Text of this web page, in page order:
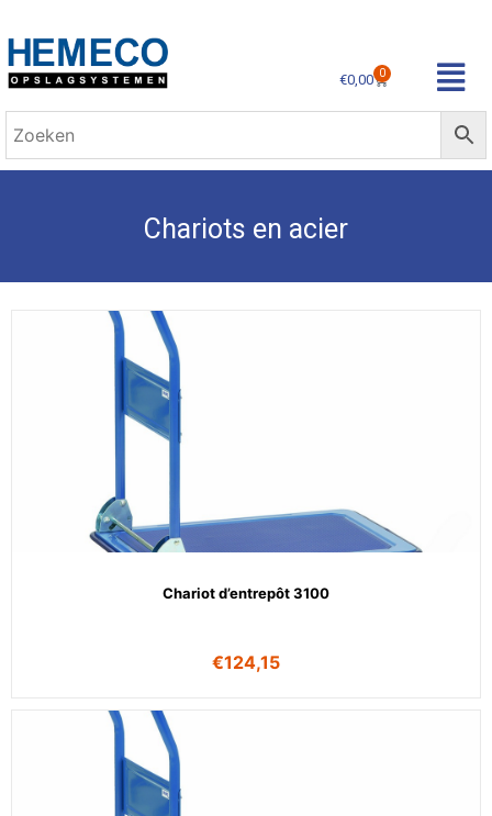
€0,00 0
Chariots en acier
Chariot d’entrepôt 3100
€124,15